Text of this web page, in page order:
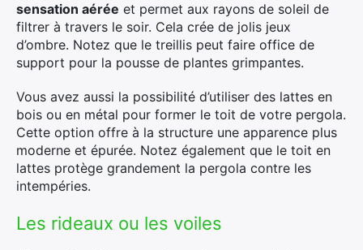
sensation aérée et permet aux rayons de soleil de
filtrer à travers le soir. Cela crée de jolis jeux
d’ombre. Notez que le treillis peut faire office de
support pour la pousse de plantes grimpantes.
Vous avez aussi la possibilité d’utiliser des lattes en
bois ou en métal pour former le toit de votre pergola.
Cette option offre à la structure une apparence plus
moderne et épurée. Notez également que le toit en
lattes protège grandement la pergola contre les
intempéries.
Les rideaux ou les voiles
Rechercher